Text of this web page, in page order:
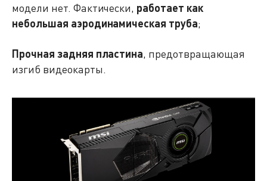
модели нет. Фактически, работает как
небольшая аэродинамическая труба;
Прочная задняя пластина, предотвращающая
изгиб видеокарты.